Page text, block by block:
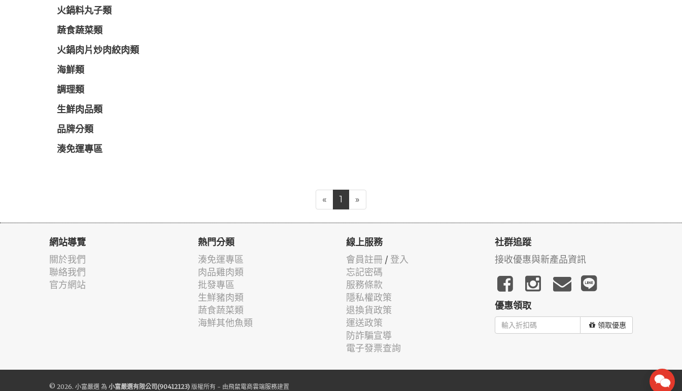
火鍋料丸子類
蔬食蔬菜類
火鍋肉片炒肉絞肉類
海鮮類
調理類
生鮮肉品類
品牌分類
湊免運專區
« 1 »
網站導覽
關於我們
聯絡我們
官方網站
熱門分類
湊免運專區
肉品雞肉類
批發專區
生鮮豬肉類
蔬食蔬菜類
海鮮其他魚類
線上服務
會員註冊 / 登入
忘記密碼
服務條款
隱私權政策
退換貨政策
運送政策
防詐騙宣導
電子發票查詢
社群追蹤
接收優惠與新產品資訊
優惠領取
領取優惠
© 2026. 小富嚴選 為 小富嚴選有限公司(90412123) 版權所有 - 由飛鼠電商雲端服務建置